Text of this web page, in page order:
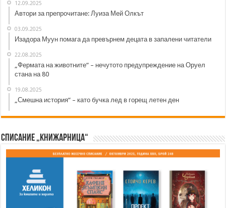
12.09.2025
Автори за препрочитане: Луиза Мей Олкът
03.09.2025
Изадора Муун помага да превърнем децата в запалени читатели
22.08.2025
„Фермата на животните“ – нечутото предупреждение на Оруел
стана на 80
19.08.2025
„Смешна история“ – като бучка лед в горещ летен ден
Списание „Книжарница“